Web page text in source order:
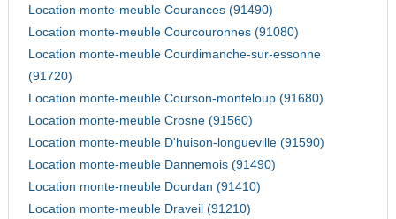
Location monte-meuble Courances (91490)
Location monte-meuble Courcouronnes (91080)
Location monte-meuble Courdimanche-sur-essonne
(91720)
Location monte-meuble Courson-monteloup (91680)
Location monte-meuble Crosne (91560)
Location monte-meuble D'huison-longueville (91590)
Location monte-meuble Dannemois (91490)
Location monte-meuble Dourdan (91410)
Location monte-meuble Draveil (91210)